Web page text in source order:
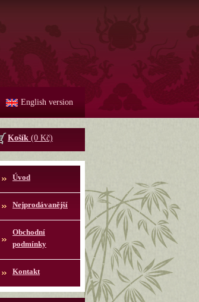
English version
Košík (0 Kč)
Úvod
Nejprodávanější
Obchodní
podmínky
Kontakt